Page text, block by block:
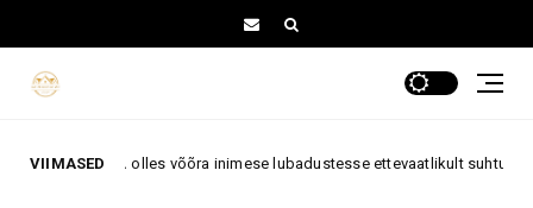
VIIMASED
olles võõra inimese lubadustesse ettevaatlikult suhtuma